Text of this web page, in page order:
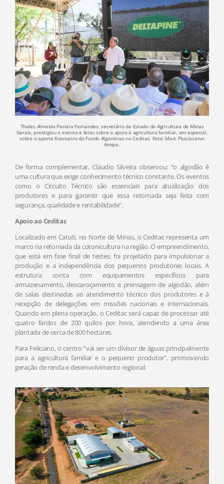
Thales Almeida Pereira Fernandes, secretário de Estado da Agricultura de Minas
Gerais, prestigiou o evento e falou sobre o apoio à agricultura familiar, em especial,
sobre o aporte financeiro do Fundo Algominas no Ceditac. Foto: Marc Plus/acervo
Amipa.
De forma complementar, Cláudio Silveira observou: “o algodão é
uma cultura que exige conhecimento técnico constante. Os eventos
como o Circuito Técnico são essenciais para atualização dos
produtores e para garantir que essa retomada seja feita com
segurança, qualidade e rentabilidade”.
Apoio ao Ceditac
Localizado em Catuti, no Norte de Minas, o Ceditac representa um
marco na retomada da cotonicultura na região. O empreendimento,
que está em fase final de testes, foi projetado para impulsionar a
produção e a independência dos pequenos produtores locais. A
estrutura conta com equipamentos específicos para
armazenamento, descaroçamento e prensagem de algodão, além
de salas destinadas ao atendimento técnico dos produtores e à
recepção de delegações em missões nacionais e internacionais.
Quando em plena operação, o Ceditac será capaz de processar até
quatro fardos de 200 quilos por hora, atendendo a uma área
plantada de cerca de 800 hectares.
Para Feliciano, o centro “vai ser um divisor de águas principalmente
para a agricultura familiar e o pequeno produtor”, promovendo
geração de renda e desenvolvimento regional.